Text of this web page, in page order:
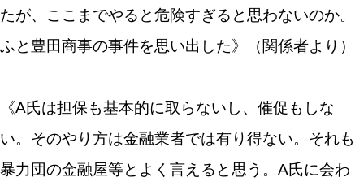
たが、ここまでやると危険すぎると思わないのか。
ふと豊田商事の事件を思い出した》（関係者より）
《A氏は担保も基本的に取らないし、催促もしな
い。そのやり方は金融業者では有り得ない。それも
暴力団の金融屋等とよく言えると思う。A氏に会わ